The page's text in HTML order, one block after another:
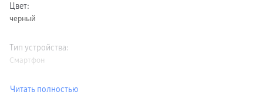
Цвет:
черный
Тип устройства:
Смартфон
Читать полностью